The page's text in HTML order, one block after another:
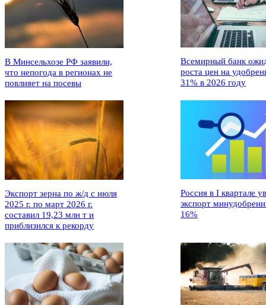
В Минсельхозе РФ заявили,
что непогода в регионах не
повлияет на посевы
Всемирный банк
роста цен на
31% в 2026 году
Экспорт зерна по ж/д с июля
2025 г. по март 2026 г.
составил 19,23 млн т и
приблизился к рекорду
Россия в I квартале
экспорт
16%